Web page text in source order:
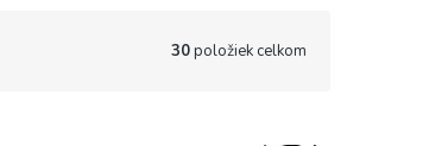
30položiek celkom